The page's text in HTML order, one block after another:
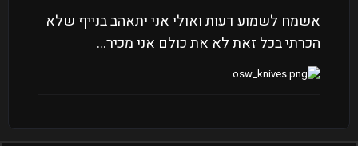
אשמח לשמוע דעות ואולי אני יתאהב בנייף שלא
הכרתי בכל זאת לא את כולם אני מכיר...